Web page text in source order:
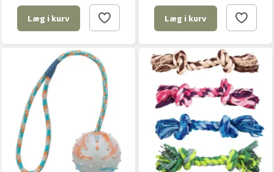
Læg i kurv Læg i kurv